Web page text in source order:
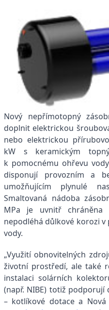
Nový nepřímotopný
doplnit elektrickou
nebo elektrickou
kW s keramickým
k pomocnému ohřevu
disponují provozním a
umožňujícím plynulé
Smaltovaná nádoba
MPa je uvnitř chráněna
nepodléhá důlkové korozi
vody.
„Využití obnovitelných
životní prostředí, ale také
instalaci solárních
(např. NIBE) totiž
– kotlíkové dotace a Nová